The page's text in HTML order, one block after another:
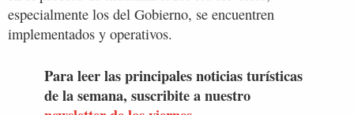
especialmente los del Gobierno, se encuentren
implementados y operativos.
Para leer las principales noticias turísticas
de la semana, suscribite a nuestro